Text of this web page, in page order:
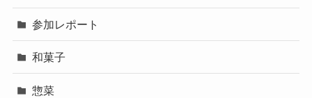
参加レポート
和菓子
惣菜